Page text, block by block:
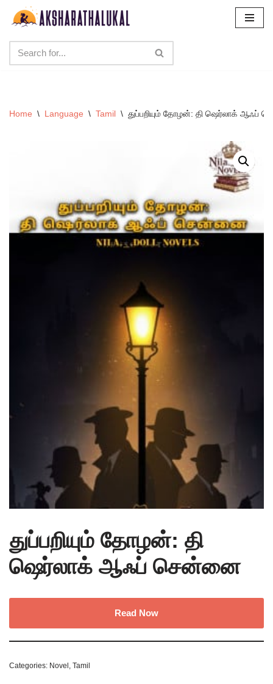
content
Home \ Language \ Tamil \ துப்பறியும் தோழன்: தி ஷெர்லாக் ஆஃப்
துப்பறியும் தோழன்: தி
ஷெர்லாக் ஆஃப் சென்னை
Read Now
Categories: Novel Tamil